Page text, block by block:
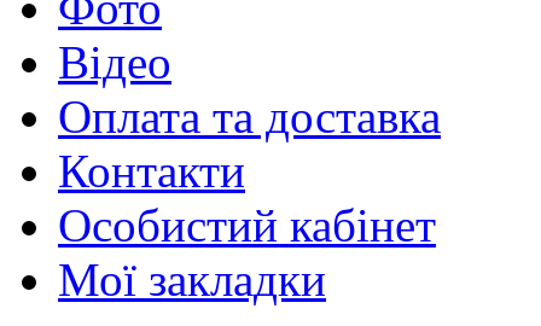
Відео
Оплата та доставка
Контакти
Особистий кабінет
Мої закладки